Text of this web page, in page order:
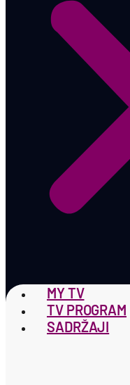
MY TV
TV PROGRAM
SADRŽAJI